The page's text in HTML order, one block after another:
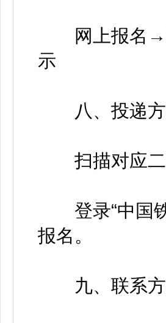
网上报名→
示
八、投递方
扫描对应二
登录“中国铁
报名。
九、联系方